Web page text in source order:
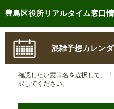
豊島区役所リアルタイム窓口
トップページへ
ご利用方法
事前予約
予約状況確認
混雑予想カレン
確認したい窓口名を選択して、
択してください。